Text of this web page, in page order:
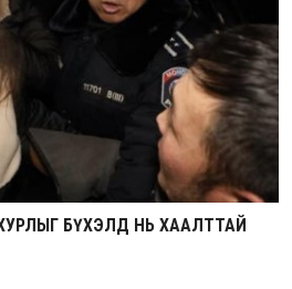
БҮХЭЛД НЬ ХААЛТТАЙ